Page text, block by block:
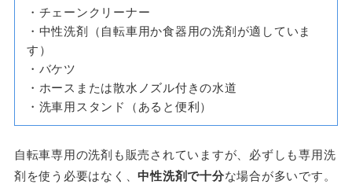
・チェーンクリーナー
・中性洗剤（自転車用か食器用の洗剤が適していま
す）
・バケツ
・ホースまたは散水ノズル付きの水道
・洗車用スタンド（あると便利）
自転車専用の洗剤も販売されていますが、必ずしも専用洗
剤を使う必要はなく、中性洗剤で十分な場合が多いです。